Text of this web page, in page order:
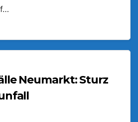
Neumarkt: Sturz